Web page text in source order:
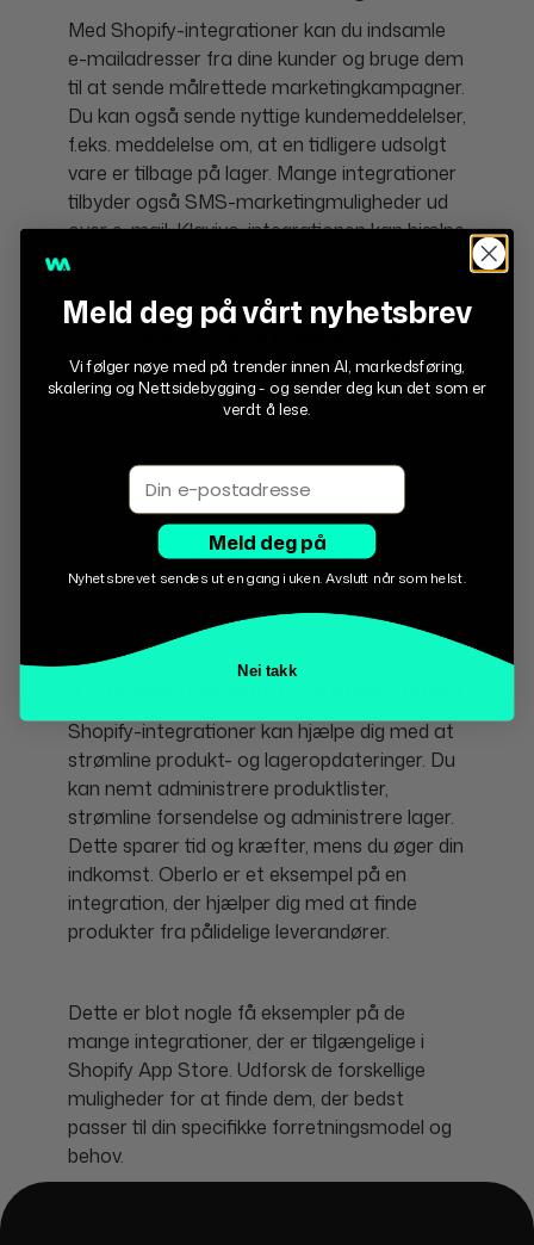
Med Shopify-integrationer kan du indsamle
e-mailadresser fra dine kunder og bruge dem
til at sende målrettede marketingkampagner.
Du kan også sende nyttige kundemeddelelser,
f.eks. meddelelse om, at en tidligere udsolgt
vare er tilbage på lager. Mange integrationer
tilbyder også SMS-marketingmuligheder ud
over e-mail. Klaviyo-integrationen kan hjælpe
med dette.
Æstetik spiller en vigtig rolle i online-butikens
succes. Med Shopify-integrationer kan du
afspejler din brandidentitet og skaber en
visuel appel, der tiltrækker kunder. Du kan
optimere sidelayout og produktlister for at
øge salget. PageFly-integrationen kan hjælpe
med at øge brugeroplevelsen ved at forbedre
designet af onlinebutikken.
Shopify-integrationer kan hjælpe dig med at
strømline produkt- og lageropdateringer. Du
kan nemt administrere produktlister,
strømline forsendelse og administrere lager.
Dette sparer tid og kræfter, mens du øger din
indkomst. Oberlo er et eksempel på en
integration, der hjælper dig med at finde
produkter fra pålidelige leverandører.
Dette er blot nogle få eksempler på de
mange integrationer, der er tilgængelige i
Shopify App Store. Udforsk de forskellige
muligheder for at finde dem, der bedst
passer til din specifikke forretningsmodel og
behov.
Meld deg på vårt nyhetsbrev
Vi følger nøye med på trender innen AI, markedsføring,
skalering og Nettsidebygging - og sender deg kun det som er
verdt å lese.
Email
Meld deg på
Nyhetsbrevet sendes ut en gang i uken. Avslutt når som helst.
Nei takk